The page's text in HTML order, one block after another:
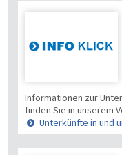
Informationen zur
finden Sie in unserem
Unterkünfte in und